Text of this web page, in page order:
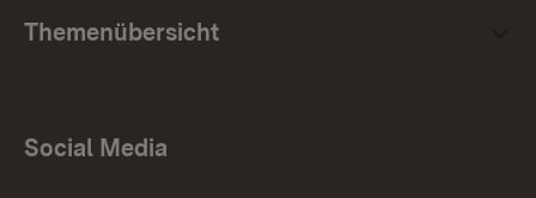
Themenübersicht
Social Media